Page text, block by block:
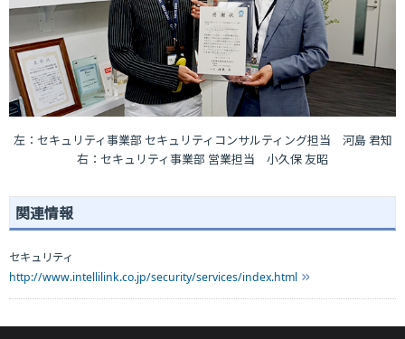
左：セキュリティ事業部 セキュリティコンサルティング担当 河島 君知
右：セキュリティ事業部 営業担当 小久保 友昭
関連情報
セキュリティ
http://www.intellilink.co.jp/security/services/index.html